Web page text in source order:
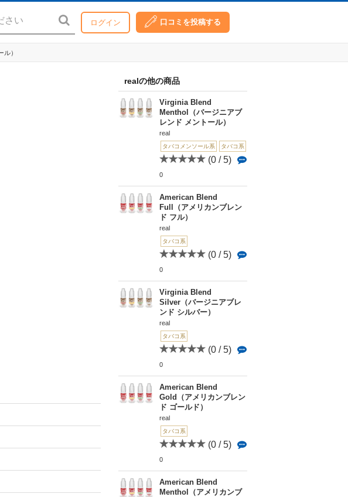
ログイン 口コミを投稿する
）
realの他の商品
Virginia Blend
Menthol（バージニアブ
レンド メントール）
real
タバコメンソール系 タバコ系
(0 / 5)
0
American Blend
Full（アメリカンブレン
ド フル）
real
タバコ系
(0 / 5)
0
Virginia Blend
Silver（バージニアブレ
ンド シルバー）
real
タバコ系
(0 / 5)
0
American Blend
Gold（アメリカンブレン
ド ゴールド）
real
タバコ系
(0 / 5)
0
American Blend
Menthol（アメリカンブ